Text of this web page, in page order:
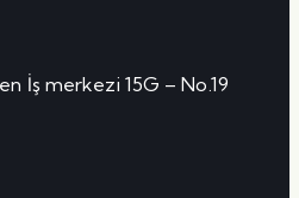
İş merkezi 15G – No.19